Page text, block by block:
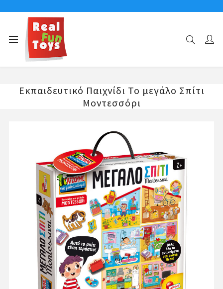
Αρχική σελίδα
Εκπαιδευτικό Παιχνίδι Το μεγάλο Σπίτι Μοντεσσόρι
Εκπαιδευτικό Παιχνίδι Το μεγάλο Σπίτι
Μοντεσσόρι